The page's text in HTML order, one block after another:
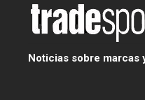
Noticias sobre marcas